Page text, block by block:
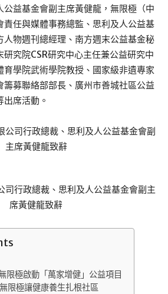
公益基金會副主席黃健龍，無限極（中
責任與媒體事務總監、思利及人公益基
人物週刊總經理、南方週末公益基金秘
究院CSR研究中心主任兼公益研究中
育學院武術學院教授、國家級非遺專家
籌募聯絡部部長、廣州市善城社區公益
席活動。
司行政總裁、思利及人公益基金會副主
席黃健龍致辭
限極啟動「萬家增健」公益項目
限極讓健康養生扎根社區